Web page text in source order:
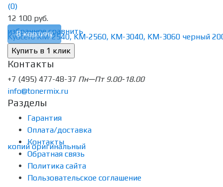
избранное сравнить
(0)
12 100 руб.
В корзину
Контакты
+7 (495) 477-48-37 Пн—Пт 9.00-18.00
info@tonermix.ru
Разделы
Гарантия
Оплата/доставка
Контакты
Обратная связь
Политика сайта
Пользовательское соглашение